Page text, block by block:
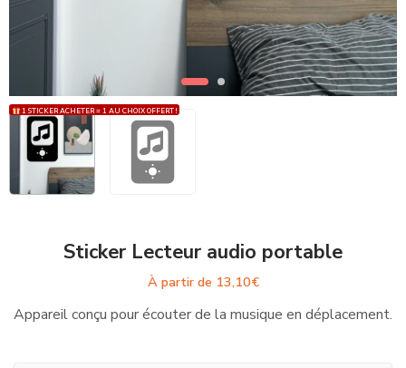
1 STICKER ACHETER = 1 AU CHOIX OFFERT !
Sticker Lecteur audio portable
À partir de 13,10€
Appareil conçu pour écouter de la musique en déplacement.